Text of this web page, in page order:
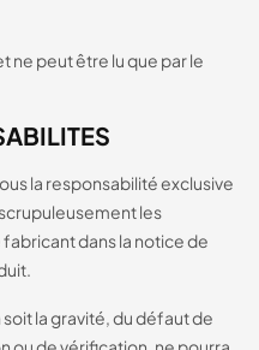
ne peut être lu que par le
la responsabilité exclusive
les
dans la notice de
la gravité, du défaut de